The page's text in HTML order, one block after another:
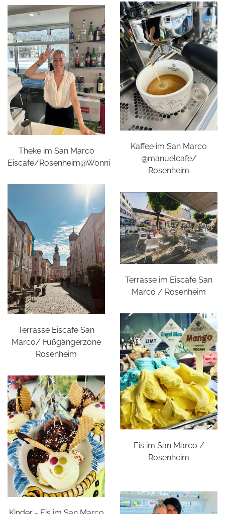
Kaffee im San Marco
@manuelcafe/
Rosenheim
Theke im San Marco
Eiscafe/Rosenheim@Wonni
Terrasse im Eiscafe San
Marco / Rosenheim
Terrasse Eiscafe San
Marco/ Fußgängerzone
Rosenheim
Eis im San Marco /
Rosenheim